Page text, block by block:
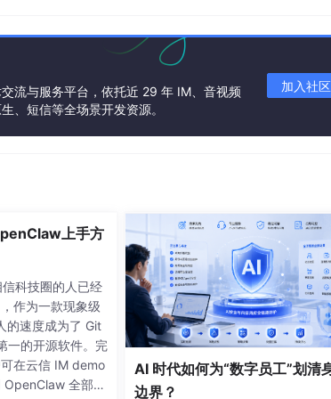
交APP结合小游戏趋势渐显......
流与服务平台，依托近 29 年 IM、音视频
、短信等全场景开发资源。
加入社区
上手方
科技圈的人已经
作为一款现象级
的速度成为了 Git
一的开源软件。完
在云信 IM demo
全部核
AI 时代如何为“数字员工”划清
边界？